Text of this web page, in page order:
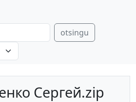
otsingu
Сергей.zip